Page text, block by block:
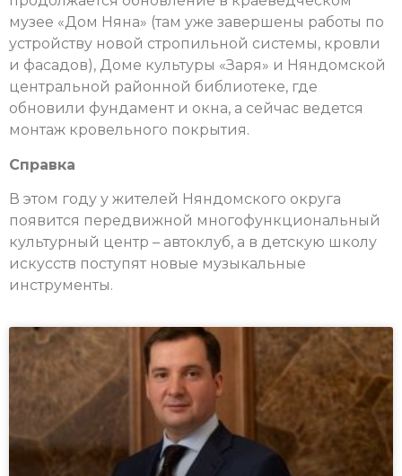
музее «Дом Няна» (там уже завершены работы по
устройству новой стропильной системы, кровли
и фасадов), Доме культуры «Заря» и Няндомской
центральной районной библиотеке, где
обновили фундамент и окна, а сейчас ведется
монтаж кровельного покрытия.
Справка
В этом году у жителей Няндомского округа
появится передвижной многофункциональный
культурный центр – автоклуб, а в детскую школу
искусств поступят новые музыкальные
инструменты.